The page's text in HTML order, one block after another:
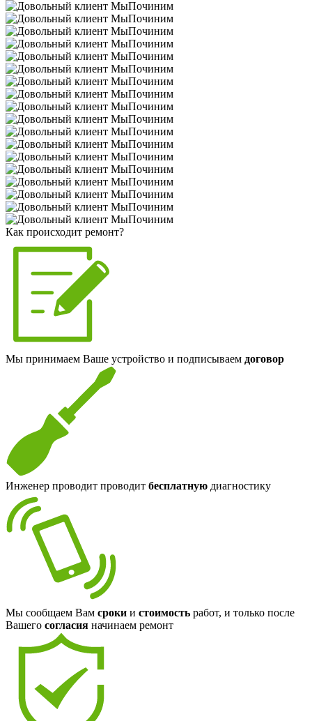
Как происходит ремонт?
Мы принимаем Ваше устройство и подписываем договор
Инженер проводит проводит бесплатную диагностику
Мы сообщаем Вам сроки и стоимость работ, и только после
Вашего согласия начинаем ремонт